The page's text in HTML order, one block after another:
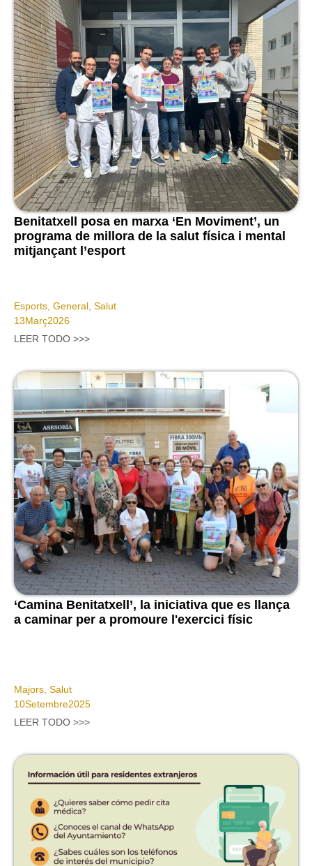
Benitatxell posa en marxa ‘En Moviment’, un
programa de millora de la salut física i mental
mitjançant l’esport
Esports General Salut
13Març2026
LEER TODO >>>
‘Camina Benitatxell’, la iniciativa que es llança
a caminar per a promoure l'exercici físic
Majors Salut
10Setembre2025
LEER TODO >>>